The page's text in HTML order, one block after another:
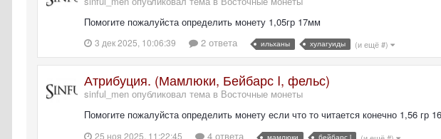
Помогите пожалуйста определить монету 1,05гр 17мм
3 дек 2025, 10:06:39 2 ответа ильханы хулагуиды (и ещё #)
Атрибуция. (Мамлюки, Бейбарс I, фельс)
sinful_men опубликовал тема в Восточные монеты
Помогите пожалуйста определить монету если что то читается конечно 1,56 гр
25 ноя 2025, 11:22:45 4 ответа мамлюки бейбарс i